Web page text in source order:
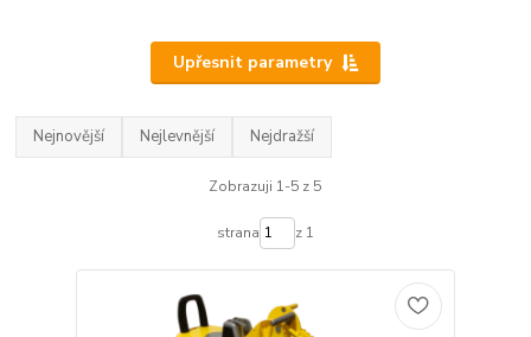
Upřesnit parametry
Nejnovější Nejlevnější Nejdražší
Zobrazuji 1-5 z 5
strana z 1